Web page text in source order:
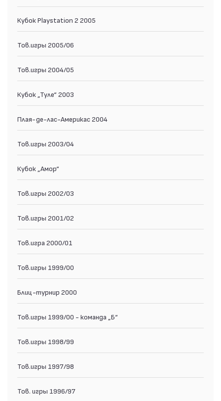
Кубок Playstation 2 2005
Тов.игры 2005/06
Тов.игры 2004/05
Кубок „Туле“ 2003
Плая-де-лас-Америкас 2004
Тов.игры 2003/04
Кубок „Амор“
Тов.игры 2002/03
Тов.игры 2001/02
Тов.игра 2000/01
Тов.игры 1999/00
Блиц-турнир 2000
Тов.игры 1999/00 - команда „Б“
Тов.игры 1998/99
Тов.игры 1997/98
Тов. игры 1996/97